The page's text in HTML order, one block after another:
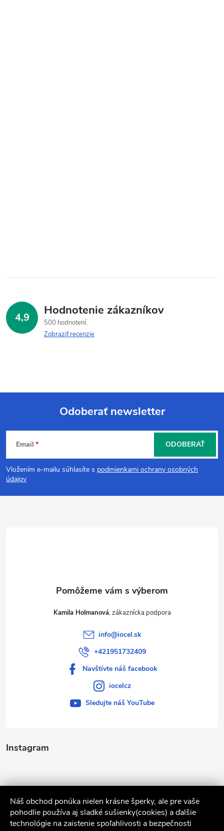
Náš obchod ponúka nielen krásne šperky, ale pre vaše
pohodlie používa aj sladké sušienky(cookies) a ďalšie
technológie na zaistenie spoľahlivosti a bezpečnosti
4,9 Hodnotenie zákazníkov
500 hodnotení
Zobraziť recenzie
Z
á
p
Odoberať newsletter
Email
Vložením e-mailu súhlasíte s podmienkami ochrany osobných
údajov
ODOBERAŤ
Instagram
Kamila Holmanová
info@iocel.sk
+421951732409
Navštívte náš facebook
iocelcz
Sledujte náš YouTube